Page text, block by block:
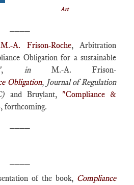
Art
M.-A. Frison-Roche, Arbitration
Obligation for a sustainable
inM.-A. Frison-
Obligation, Journal of Regulation
and Bruylant, "Compliance &
forthcoming.
of the book, Compliance